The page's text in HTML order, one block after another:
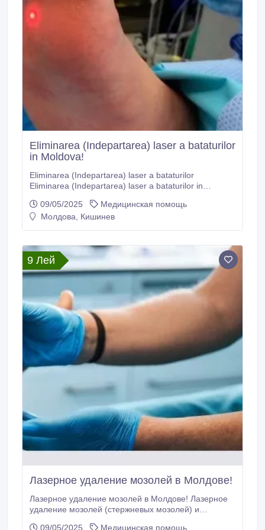
Eliminarea (Indepartarea) laser a bataturilor
in Moldova!
Eliminarea (Indepartarea) laser a bataturilor
Eliminarea (Indepartarea) laser a bataturilor in
Indepartarea laser) a bataturilor In Moldova! Beneficiile
tratamentului laser (Inlaturarea, Eliminarea,
sau ai nevoie de ajutor pentru extragerea bătăturilor
din talpă, Va așteptăm la o programare la cabinetul de
chirurgie “LaserMedChisinau”.
09/05/2025
Медицинская помощь
Молдова, Кишинев
9 Лей
Лазерное удаление мозолей в Молдове!
Лазерное удаление мозолей в Молдове! Лазерное
удаление мозолей (стержневых мозолей) и
09/05/2025
Медицинская помощь